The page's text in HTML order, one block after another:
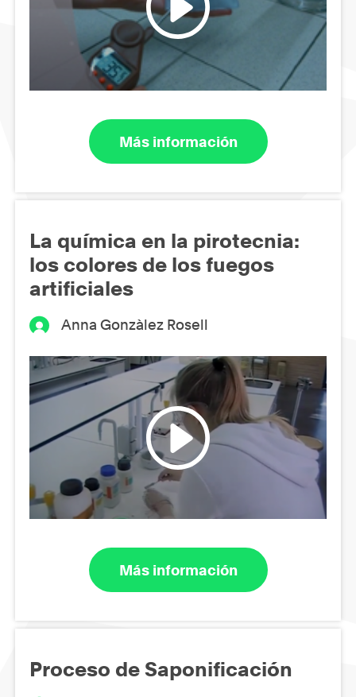
Más información
La química en la pirotecnia:
los colores de los fuegos
artificiales
Anna Gonzàlez Rosell
Más información
Proceso de Saponificación